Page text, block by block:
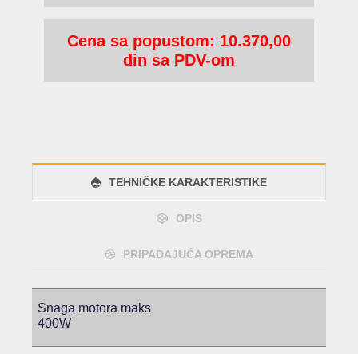
Cena sa popustom: 10.370,00
din sa PDV-om
TEHNIČKE KARAKTERISTIKE
OPIS
PRIPADAJUĆA OPREMA
Snaga motora maks
400W